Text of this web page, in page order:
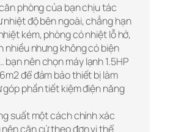
phòng của bạn chịu tác
nhiệt độ bên ngoài, chẳng hạn
kém, phòng có nhiệt lỗ hở,
nhiều nhưng không có biện
nên chọn máy lạnh 1.5HP
để đảm bảo thiết bị làm
phần tiết kiệm điện năng
suất một cách chính xác
căn cứ theo đơn vị thể